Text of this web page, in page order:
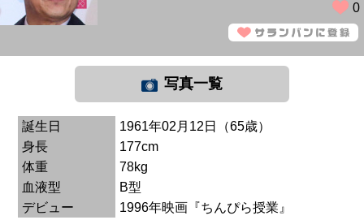
0
写真一覧
誕生日
1961年02月12日（65歳）
身長
177cm
体重
78kg
血液型
B型
デビュー
1996年映画『ちんぴら授業』